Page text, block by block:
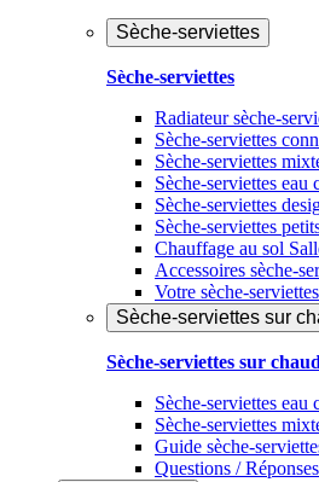
Sèche-serviettes
Sèche-serviettes
Radiateur sèche-
Sèche-serviettes
Sèche-serviettes
Sèche-serviettes eau
Sèche-serviettes
Sèche-serviettes
Chauffage au sol
Accessoires sèche-
Votre sèche-
Sèche-serviettes sur
Sèche-serviettes sur
Sèche-serviettes eau
Sèche-serviettes
Guide sèche-
Questions /